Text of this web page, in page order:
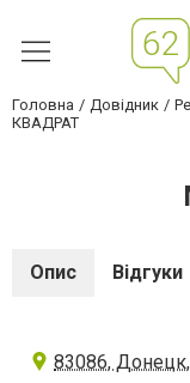
Головна Довідник
КВАДРАТ
Опис Відгуки
83086,